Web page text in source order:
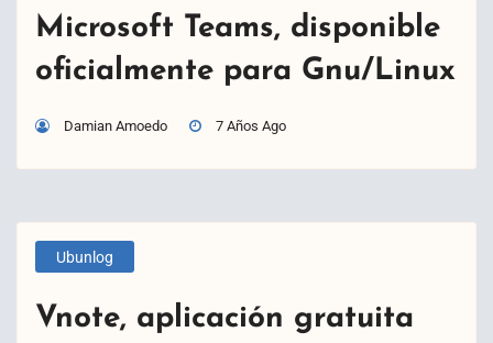
Microsoft Teams, disponible
oficialmente para Gnu/Linux
Damian Amoedo 7 Años Ago
Ubunlog
Vnote, aplicación gratuita